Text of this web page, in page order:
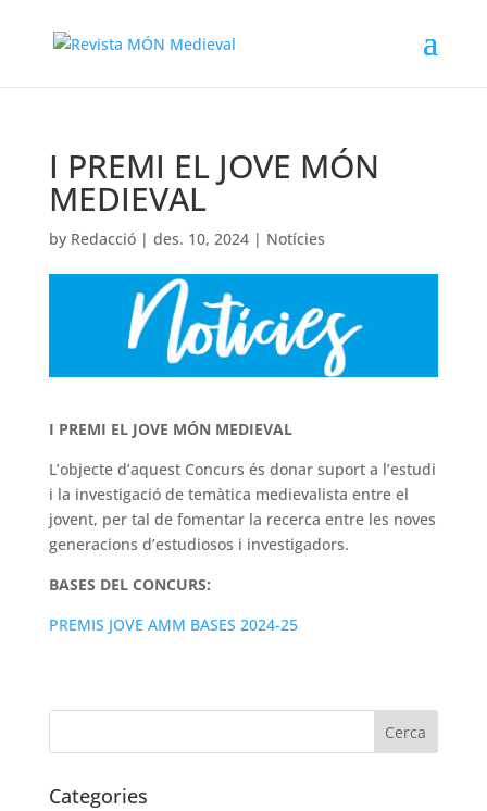
I PREMI EL JOVE MÓN
MEDIEVAL
by Redacció| des. 10, 2024| Notícies
I PREMI EL JOVE MÓN MEDIEVAL
L’objecte d’aquest Concurs és donar suport a l’estudi
i la investigació de temàtica medievalista entre el
jovent, per tal de fomentar la recerca entre les noves
generacions d’estudiosos i investigadors.
BASES DEL CONCURS:
PREMIS JOVE AMM BASES 2024-25
Categories